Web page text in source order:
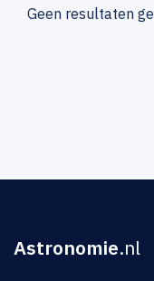
Geen resultaten
Astronomie.nl